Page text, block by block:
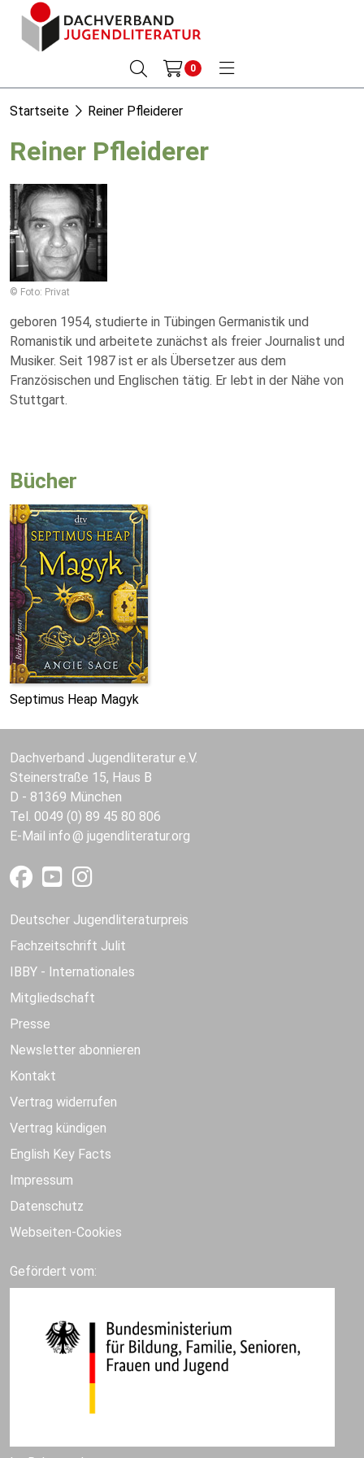
0
Startseite Reiner Pfleiderer
Reiner Pfleiderer
© Foto: Privat
geboren 1954, studierte in Tübingen Germanistik und
Romanistik und arbeitete zunächst als freier Journalist und
Musiker. Seit 1987 ist er als Übersetzer aus dem
Französischen und Englischen tätig. Er lebt in der Nähe von
Stuttgart.
Bücher
Septimus Heap Magyk
Dachverband Jugendliteratur e.V.
Steinerstraße 15, Haus B
D - 81369 München
Tel. 0049 (0) 89 45 80 806
E-Mail info jugendliteratur.org
Deutscher Jugendliteraturpreis
Fachzeitschrift Julit
IBBY - Internationales
Mitgliedschaft
Presse
Newsletter abonnieren
Kontakt
Vertrag widerrufen
Vertrag kündigen
English Key Facts
Impressum
Datenschutz
Webseiten-Cookies
Gefördert vom: